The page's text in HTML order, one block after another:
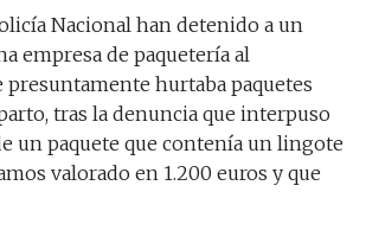
Nacional han detenido a un
empresa de paquetería al
presuntamente hurtaba paquetes
tras la denuncia que interpuso
un paquete que contenía un lingote
valorado en 1.200 euros y que